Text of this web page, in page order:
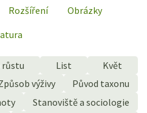
Rozšíření
Obrázky
růstu List
Květ
výživy
Původ taxonu
Stanoviště a sociologie